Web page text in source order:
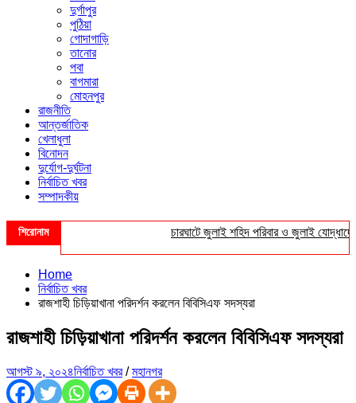
দুর্গাপুর
পুঠিয়া
গোদাগাড়ি
তানোর
পবা
বাগমারা
মোহনপুর
রাজনীতি
আন্তর্জাতিক
খেলাধুলা
বিনোদন
দুর্যোগ-দুর্ঘটনা
নির্বাচিত খবর
সম্পাদকীয়
শিরোনাম চারঘাটে জুলাই শহিদ পরিবার ও জুলাই যোদ্ধাদের
Home
নির্বাচিত খবর
রাজশাহী চিড়িয়াখানা পরিদর্শন করলেন বিবিসিএফ সদস্যরা
রাজশাহী চিড়িয়াখানা পরিদর্শন করলেন বিবিসিএফ সদস্যরা
আগস্ট ৯, ২০২৪নির্বাচিত খবর/মহানগর